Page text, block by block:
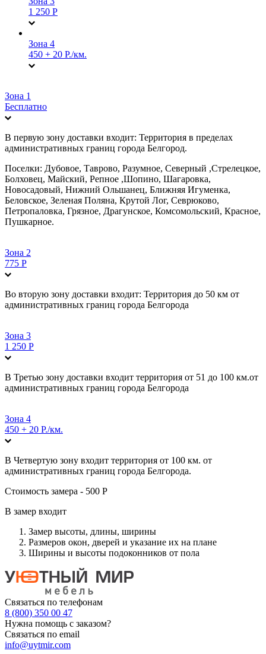
1 250 Р
Зона 4
450 + 20 Р./км.
Зона 1
Бесплатно
В первую зону доставки входит: Территория в пределах
административных границ города Белгород.
Поселки: Дубовое, Таврово, Разумное, Северный ,Стрелецкое,
Болховец, Майский, Репное ,Шопино, Шагаровка,
Новосадовый, Нижний Ольшанец, Ближняя Игуменка,
Беловское, Зеленая Поляна, Крутой Лог, Севрюково,
Петропаловка, Грязное, Драгунское, Комсомольский, Красное,
Пушкарное.
Зона 2
775 Р
Во вторую зону доставки входит: Территория до 50 км от
административных границ города Белгорода
Зона 3
1 250 Р
В Третью зону доставки входит территория от 51 до 100 км.от
административных границ города Белгорода
Зона 4
450 + 20 Р./км.
В Четвертую зону входит территория от 100 км. от
административных границ города Белгорода.
Стоимость замера - 500 Р
В замер входит
Замер высоты, длины, ширины
Размеров окон, дверей и указание их на плане
Ширины и высоты подоконников от пола
Связаться по телефонам
8 (800) 350 00 47
Нужна помощь с заказом?
Связаться по email
info@uytmir.com